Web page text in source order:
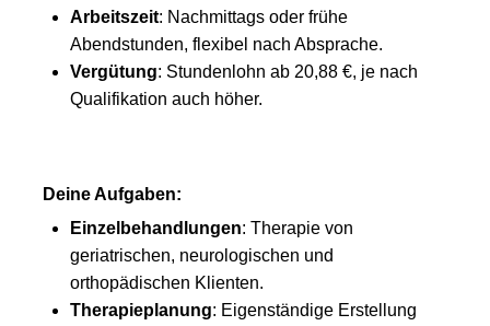
Arbeitszeit: Nachmittags oder frühe
Abendstunden, flexibel nach Absprache.
Vergütung: Stundenlohn ab 20,88 €, je nach
Qualifikation auch höher.
Deine Aufgaben:
Einzelbehandlungen: Therapie von
geriatrischen, neurologischen und
orthopädischen Klienten.
Therapieplanung: Eigenständige Erstellung